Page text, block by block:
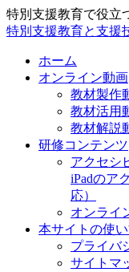
特別支援教育で役立
特別支援教育と支援
ホーム
オンライン動画
教材製作
教材活用
教材解説
研修コンテンツ
アクセシ
iPadのア
応）
オンライ
本サイトの使
プライバ
サイトマ